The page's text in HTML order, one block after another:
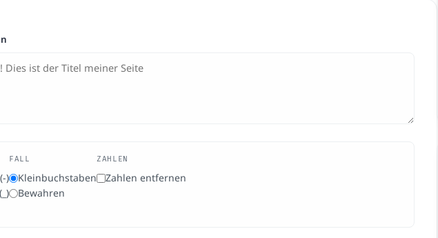
)
FALL
Kleinbuchstaben
Bewahren
ZAHLEN
Zahlen entfernen